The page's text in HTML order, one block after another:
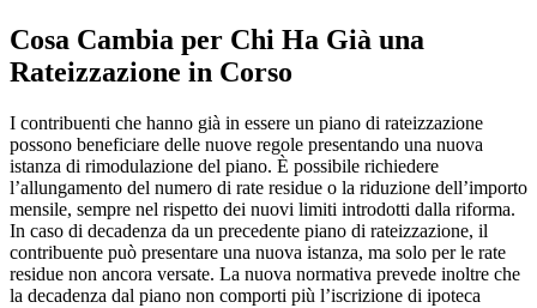
Cosa Cambia per Chi Ha Già una
Rateizzazione in Corso
I contribuenti che hanno già in essere un piano di rateizzazione
possono beneficiare delle nuove regole presentando una nuova
istanza di rimodulazione del piano. È possibile richiedere
l’allungamento del numero di rate residue o la riduzione dell’importo
mensile, sempre nel rispetto dei nuovi limiti introdotti dalla riforma.
In caso di decadenza da un precedente piano di rateizzazione, il
contribuente può presentare una nuova istanza, ma solo per le rate
residue non ancora versate. La nuova normativa prevede inoltre che
la decadenza dal piano non comporti più l’iscrizione di ipoteca